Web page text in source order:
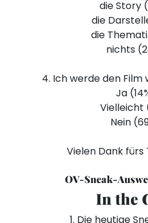
die Story
die
die
nichts
4. Ich werde den
Ja
Vielleicht
Nein
Vielen Dank fürs
OV-Sneak-
In the
1. Die heutige